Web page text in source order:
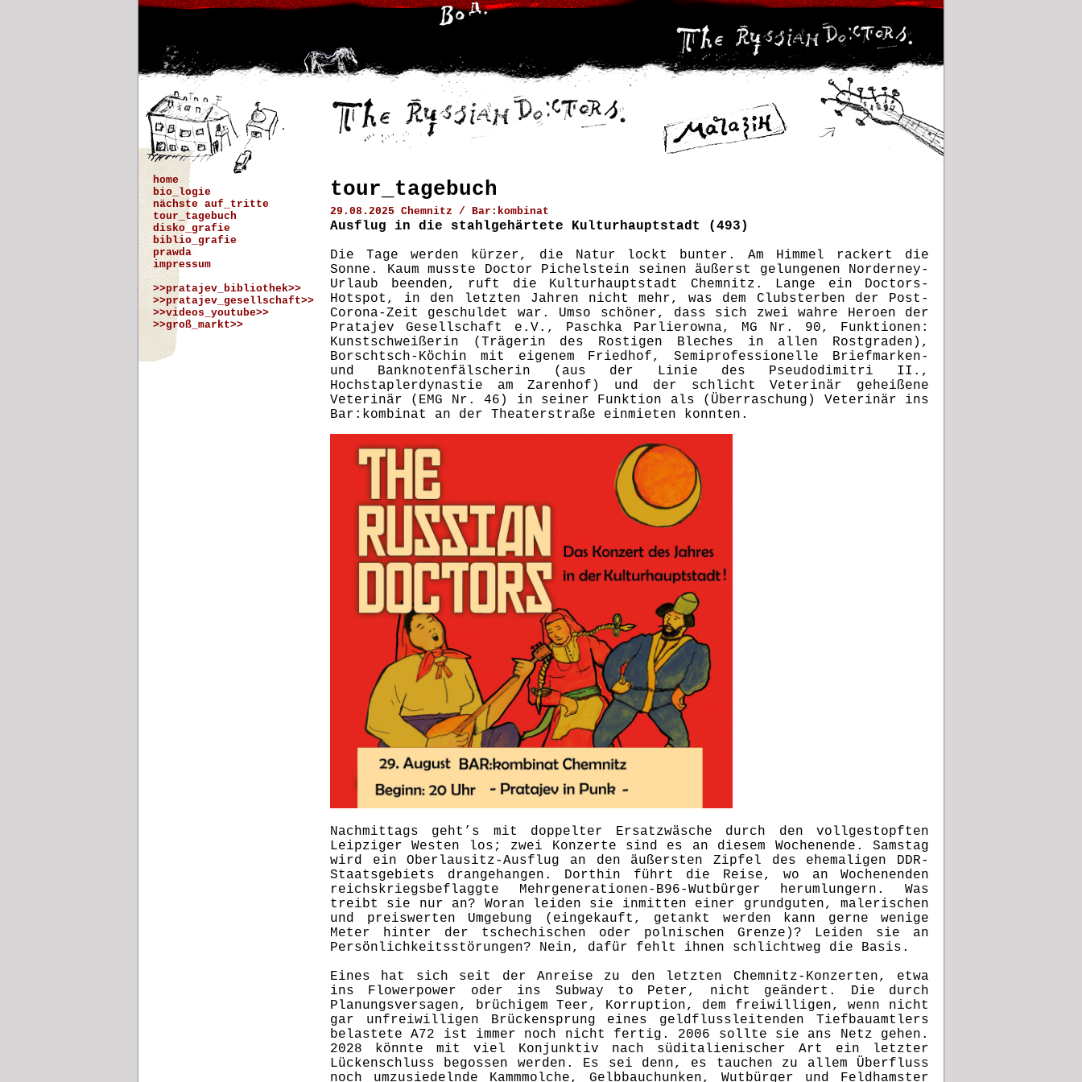
home
bio_logie
nächste auf_tritte
tour_tagebuch
disko_grafie
biblio_grafie
prawda
impressum
>>pratajev_bibliothek>>
>>pratajev_gesellschaft>>
>>videos_youtube>>
>>groß_markt>>
tour_tagebuch
29.08.2025 Chemnitz / Bar:kombinat
Ausflug in die stahlgehärtete Kulturhauptstadt (493)
Die Tage werden kürzer, die Natur lockt bunter. Am Himmel rackert die
Sonne. Kaum musste Doctor Pichelstein seinen äußerst gelungenen Norderney-
Urlaub beenden, ruft die Kulturhauptstadt Chemnitz. Lange ein Doctors-
Hotspot, in den letzten Jahren nicht mehr, was dem Clubsterben der Post-
Corona-Zeit geschuldet war. Umso schöner, dass sich zwei wahre Heroen der
Pratajev Gesellschaft e.V., Paschka Parlierowna, MG Nr. 90, Funktionen:
Kunstschweißerin (Trägerin des Rostigen Bleches in allen Rostgraden),
Borschtsch-Köchin mit eigenem Friedhof, Semiprofessionelle Briefmarken-
und Banknotenfälscherin (aus der Linie des Pseudodimitri II.,
Hochstaplerdynastie am Zarenhof) und der schlicht Veterinär geheißene
Veterinär (EMG Nr. 46) in seiner Funktion als (Überraschung) Veterinär ins
Bar:kombinat an der Theaterstraße einmieten konnten.
Nachmittags geht’s mit doppelter Ersatzwäsche durch den vollgestopften
Leipziger Westen los; zwei Konzerte sind es an diesem Wochenende. Samstag
wird ein Oberlausitz-Ausflug an den äußersten Zipfel des ehemaligen DDR-
Staatsgebiets drangehangen. Dorthin führt die Reise, wo an Wochenenden
reichskriegsbeflaggte Mehrgenerationen-B96-Wutbürger herumlungern. Was
treibt sie nur an? Woran leiden sie inmitten einer grundguten, malerischen
und preiswerten Umgebung (eingekauft, getankt werden kann gerne wenige
Meter hinter der tschechischen oder polnischen Grenze)? Leiden sie an
Persönlichkeitsstörungen? Nein, dafür fehlt ihnen schlichtweg die Basis.
Eines hat sich seit der Anreise zu den letzten Chemnitz-Konzerten, etwa
ins Flowerpower oder ins Subway to Peter, nicht geändert. Die durch
Planungsversagen, brüchigem Teer, Korruption, dem freiwilligen, wenn nicht
gar unfreiwilligen Brückensprung eines geldflussleitenden Tiefbauamtlers
belastete A72 ist immer noch nicht fertig. 2006 sollte sie ans Netz gehen.
2028 könnte mit viel Konjunktiv nach süditalienischer Art ein letzter
Lückenschluss begossen werden. Es sei denn, es tauchen zu allem Überfluss
noch umzusiedelnde Kammmolche, Gelbbauchunken, Wutbürger und Feldhamster